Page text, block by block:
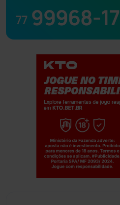
77 99968-